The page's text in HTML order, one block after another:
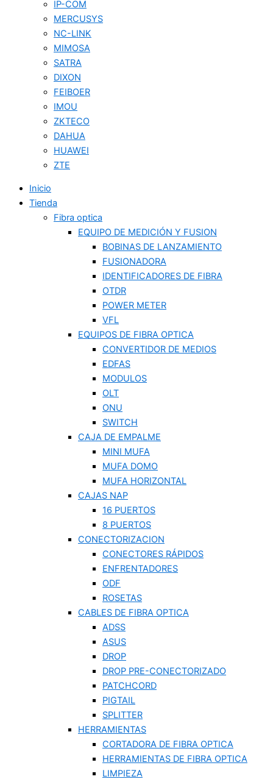
IP-COM
MERCUSYS
NC-LINK
MIMOSA
SATRA
DIXON
FEIBOER
IMOU
ZKTECO
DAHUA
HUAWEI
ZTE
Inicio
Tienda
Fibra optica
EQUIPO DE MEDICIÓN Y FUSION
BOBINAS DE LANZAMIENTO
FUSIONADORA
IDENTIFICADORES DE FIBRA
OTDR
POWER METER
VFL
EQUIPOS DE FIBRA OPTICA
CONVERTIDOR DE MEDIOS
EDFAS
MODULOS
OLT
ONU
SWITCH
CAJA DE EMPALME
MINI MUFA
MUFA DOMO
MUFA HORIZONTAL
CAJAS NAP
16 PUERTOS
8 PUERTOS
CONECTORIZACION
CONECTORES RÁPIDOS
ENFRENTADORES
ODF
ROSETAS
CABLES DE FIBRA OPTICA
ADSS
ASUS
DROP
DROP PRE-CONECTORIZADO
PATCHCORD
PIGTAIL
SPLITTER
HERRAMIENTAS
CORTADORA DE FIBRA OPTICA
HERRAMIENTAS DE FIBRA OPTICA
LIMPIEZA